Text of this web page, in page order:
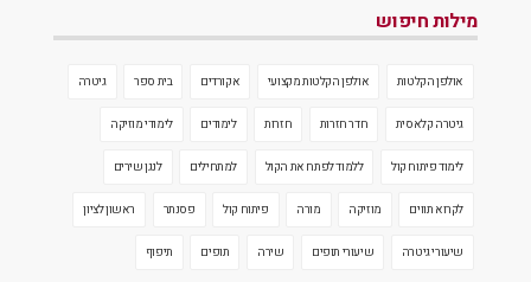
מילות חיפוש
אולפן הקלטות אולפן הקלטות מקצועי אקורדים בית ספר גיטרה
גיטרה קלאסית חדר חזרות חזרות לימודים לימודי מוזיקה
לימוד פיתוח קול ללמוד לפתח את הקול למתחילים לנגן שירים
לקרוא תווים מוזיקה מורה פיתוח קול פסנתר ראשון לציון
שיעורי גיטרה שיעורי תופים שירה תופים תיפוף